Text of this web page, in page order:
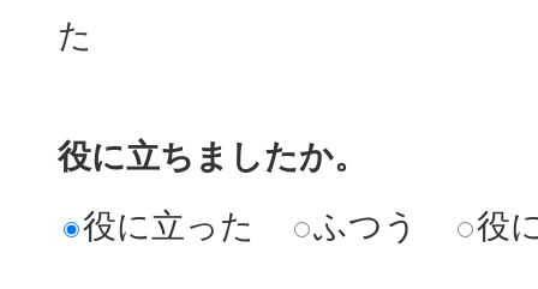
た
役に立ちましたか。
役に立った
ふつう 役